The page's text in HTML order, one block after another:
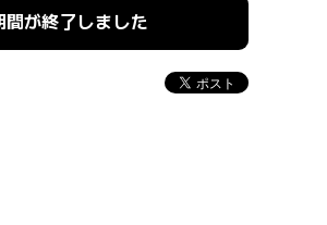
間が終了しました